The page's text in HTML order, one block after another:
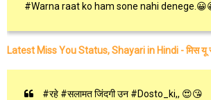
#Warna raat ko ham sone nahi
Latest Miss You Status, Shayari in Hindi - मिस यू
#रहे #सलामत जिंदगी उन #Dosto_ki,, 😍😘